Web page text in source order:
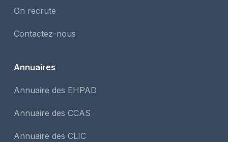
On recrute
Contactez-nous
Annuaires
Annuaire des EHPAD
Annuaire des CCAS
Annuaire des CLIC